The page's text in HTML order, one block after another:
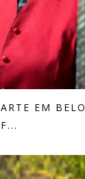
EM BELO